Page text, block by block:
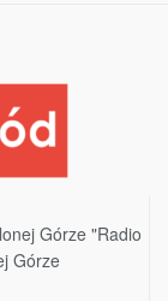
Górze "Radio
Górze